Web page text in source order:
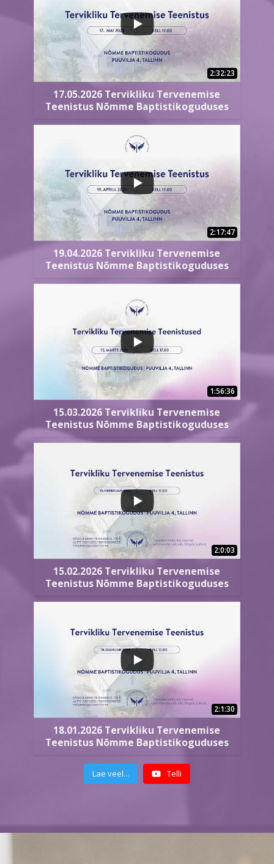
2:32:23
17.05.2026 Tervikliku Tervenemise
Teenistus Nõmme Baptistikoguduses
2:17:47
19.04.2026 Tervikliku Tervenemise
Teenistus Nõmme Baptistikoguduses
1:56:36
15.03.2026 Tervikliku Tervenemise
Teenistus Nõmme Baptistikoguduses
2:0:03
15.02.2026 Tervikliku Tervenemise
Teenistus Nõmme Baptistikoguduses
2:1:30
18.01.2026 Tervikliku Tervenemise
Teenistus Nõmme Baptistikoguduses
Lae veel... Telli